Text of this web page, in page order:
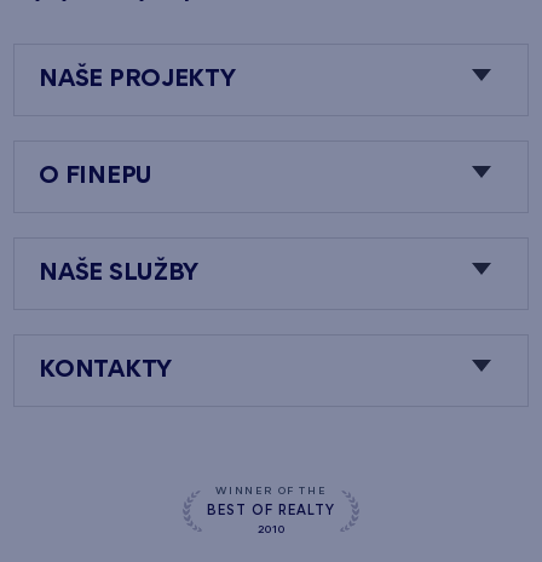
NAŠE PROJEKTY
O FINEPU
NAŠE SLUŽBY
KONTAKTY
WINNER OF THE
BEST OF REALTY
2010